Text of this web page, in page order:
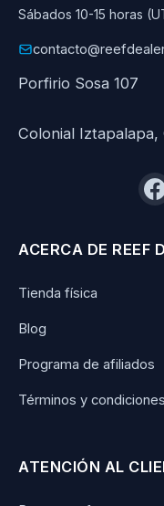
Sábados 10-15 horas
Porfirio Sosa 107
Colonial Iztapalapa,
ACERCA DE REEF
Tienda física
Blog
Programa de afiliados
Términos y condiciones
ATENCIÓN AL